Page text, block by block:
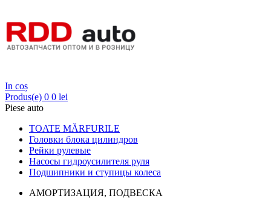
In coș
Produs(e) 0 0 lei
Piese auto
TOATE MĂRFURILE
Головки блока цилиндров
Рейки рулевые
Насосы гидроусилителя руля
Подшипники и ступицы колеса
АМОРТИЗАЦИЯ, ПОДВЕСКА